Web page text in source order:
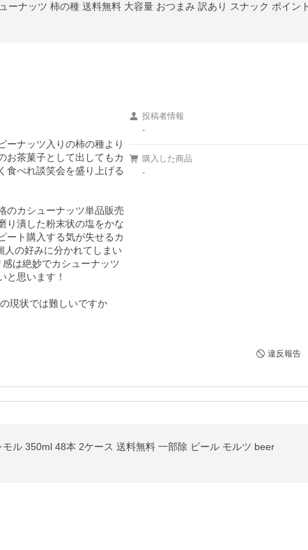
ナッツ 柿の種 送料無料 大容量 おつまみ 訳あり スナック ポイン
ーナッツ入りの柿の種より
お茶菓子として出してもカ
食べれ談笑会を盛り上げる
のカシューナッツ単品販売
り潰した粉末状の塩をかな
ート購入する気が失せるカ
人の好みに分かれてしまい
は絶妙でカシューナッツ
と思います！
現状では難しいですか
投稿者情報
-
購入した商品
-
違反報告
ル 350ml 48本 2ケース 送料無料 一部除 ビール モルツ beer